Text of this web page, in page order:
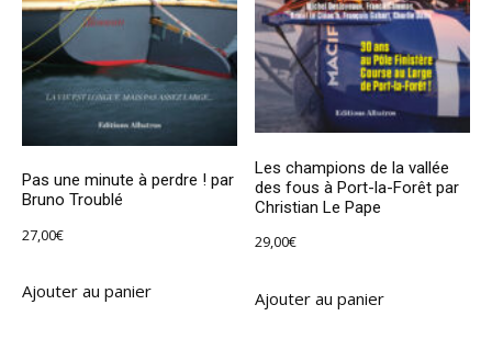
Pas une minute à perdre ! par
Bruno Troublé
27,00€
Ajouter au panier
Les champions de la vallée
des fous à Port-la-Forêt par
Christian Le Pape
29,00€
Ajouter au panier